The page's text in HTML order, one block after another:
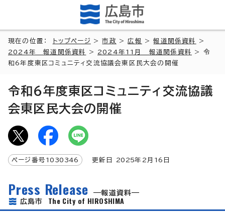
現在の位置： トップページ >市政 >広報 >報道関係資料
>
2024年 報道関係資料
> 2024年11月 報道関係資料
> 令
和6年度東区コミュニティ交流協議会東区民大会の開催
令和6年度東区コミュニティ交流協議
会東区民大会の開催
ページ番号 1030346 更新日 2025年2月 16 日
Press Release
報道資料
広島市 The City of HIROSHIMA